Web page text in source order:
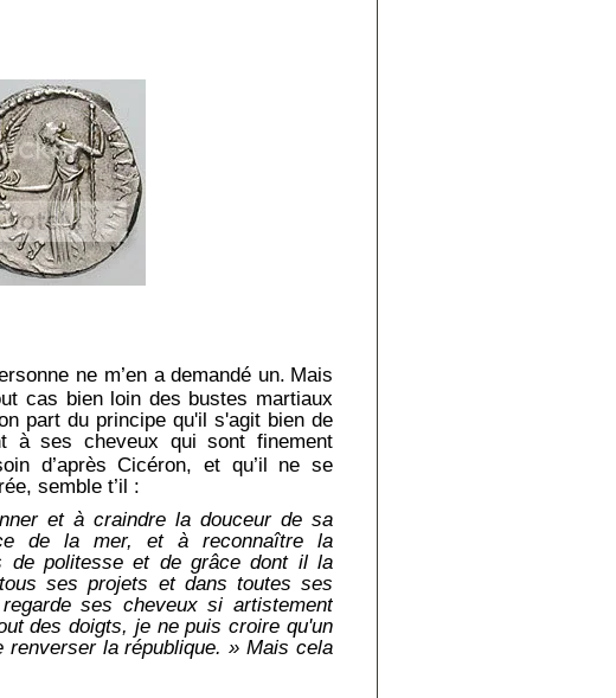
ne m’en a demandé un. Mais
cas bien loin des bustes martiaux
part du principe qu'il s'agit bien de
à ses cheveux qui sont finement
d’après Cicéron, et qu’il ne se
semble t’il :
et à craindre la douceur de sa
de la mer, et à reconnaître la
de politesse et de grâce dont il la
ses projets et dans toutes ses
ses cheveux si artistement
des doigts, je ne puis croire qu'un
la république. » Mais cela